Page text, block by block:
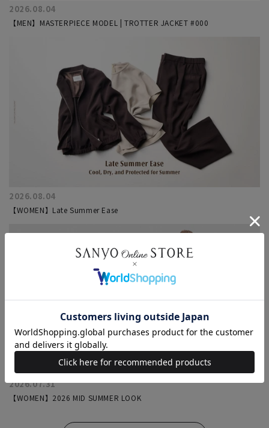
2026.08.04
【MEN】MASTERPIECE MODEL | TROTTER JACKET #000
2026.08.04
【WOMEN】Late Summer Ease
2026.07.31
【WOMEN】2026 MID SUMMER LOOK